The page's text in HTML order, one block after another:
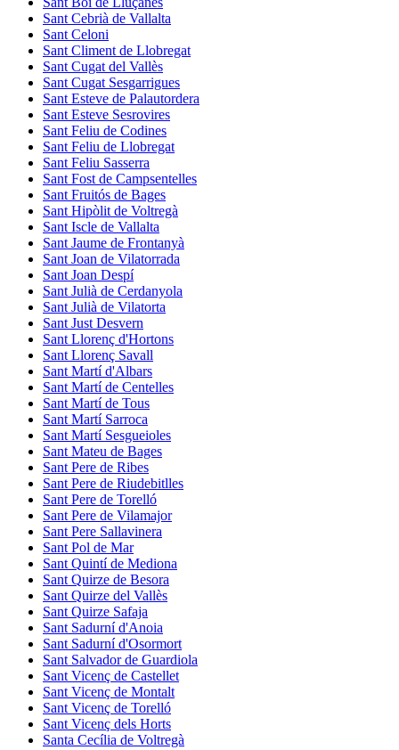
Sant Cebrià de Vallalta
Sant Celoni
Sant Climent de Llobregat
Sant Cugat del Vallès
Sant Cugat Sesgarrigues
Sant Esteve de Palautordera
Sant Esteve Sesrovires
Sant Feliu de Codines
Sant Feliu de Llobregat
Sant Feliu Sasserra
Sant Fost de Campsentelles
Sant Fruitós de Bages
Sant Hipòlit de Voltregà
Sant Iscle de Vallalta
Sant Jaume de Frontanyà
Sant Joan de Vilatorrada
Sant Joan Despí
Sant Julià de Cerdanyola
Sant Julià de Vilatorta
Sant Just Desvern
Sant Llorenç d'Hortons
Sant Llorenç Savall
Sant Martí d'Albars
Sant Martí de Centelles
Sant Martí de Tous
Sant Martí Sarroca
Sant Martí Sesgueioles
Sant Mateu de Bages
Sant Pere de Ribes
Sant Pere de Riudebitlles
Sant Pere de Torelló
Sant Pere de Vilamajor
Sant Pere Sallavinera
Sant Pol de Mar
Sant Quintí de Mediona
Sant Quirze de Besora
Sant Quirze del Vallès
Sant Quirze Safaja
Sant Sadurní d'Anoia
Sant Sadurní d'Osormort
Sant Salvador de Guardiola
Sant Vicenç de Castellet
Sant Vicenç de Montalt
Sant Vicenç de Torelló
Sant Vicenç dels Horts
Santa Cecília de Voltregà